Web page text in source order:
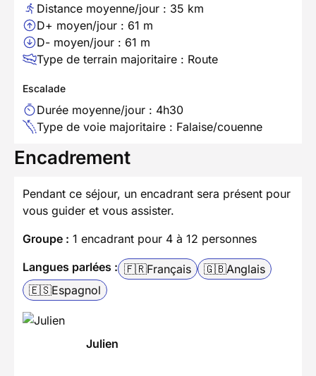
Distance moyenne/jour : 35 km
D+ moyen/jour : 61 m
D- moyen/jour : 61 m
Type de terrain majoritaire : Route
Escalade
Durée moyenne/jour : 4h30
Type de voie majoritaire : Falaise/couenne
Encadrement
Pendant ce séjour, un encadrant sera présent pour
vous guider et vous assister.
Groupe : 1 encadrant pour 4 à 12 personnes
Langues parlées : 🇫🇷Français 🇬🇧Anglais
🇪🇸Espagnol
Julien